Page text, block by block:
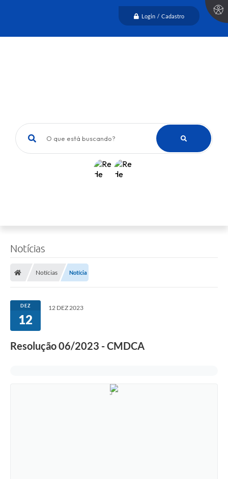
Login / Cadastro
O que está buscando?
Notícias
Notícias Notícia
DEZ
12
12 DEZ 2023
Resolução 06/2023 - CMDCA